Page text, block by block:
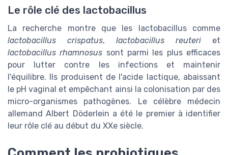
Le rôle clé des lactobacillus
La recherche montre que les lactobacillus comme
lactobacillus crispatus, lactobacillus reuteri et
lactobacillus rhamnosus sont parmi les plus efficaces
pour lutter contre les infections et maintenir
l'équilibre. Ils produisent de l'acide lactique, abaissant
le pH vaginal et empêchant ainsi la colonisation par des
micro-organismes pathogènes. Le célèbre médecin
allemand Albert Döderlein a été le premier à identifier
leur rôle clé au début du XXe siècle.